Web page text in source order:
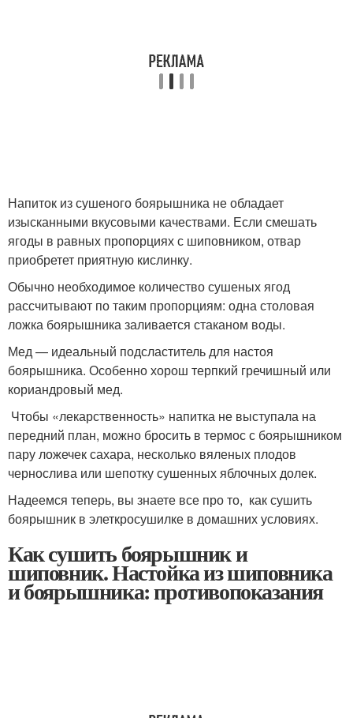
Напиток из сушеного боярышника не обладает
изысканными вкусовыми качествами. Если смешать
ягоды в равных пропорциях с шиповником, отвар
приобретет приятную кислинку.
Обычно необходимое количество сушеных ягод
рассчитывают по таким пропорциям: одна столовая
ложка боярышника заливается стаканом воды.
Мед — идеальный подсластитель для настоя
боярышника. Особенно хорош терпкий гречишный или
кориандровый мед.
Чтобы «лекарственность» напитка не выступала на
передний план, можно бросить в термос с боярышником
пару ложечек сахара, несколько вяленых плодов
чернослива или шепотку сушенных яблочных долек.
Надеемся теперь, вы знаете все про то, как сушить
боярышник в элеткросушилке в домашних условиях.
Как сушить боярышник и
шиповник. Настойка из шиповника
и боярышника: противопоказания